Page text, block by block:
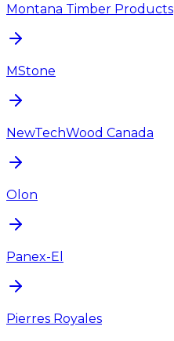
Montana Timber Products
MStone
NewTechWood Canada
Olon
Panex-El
Pierres Royales